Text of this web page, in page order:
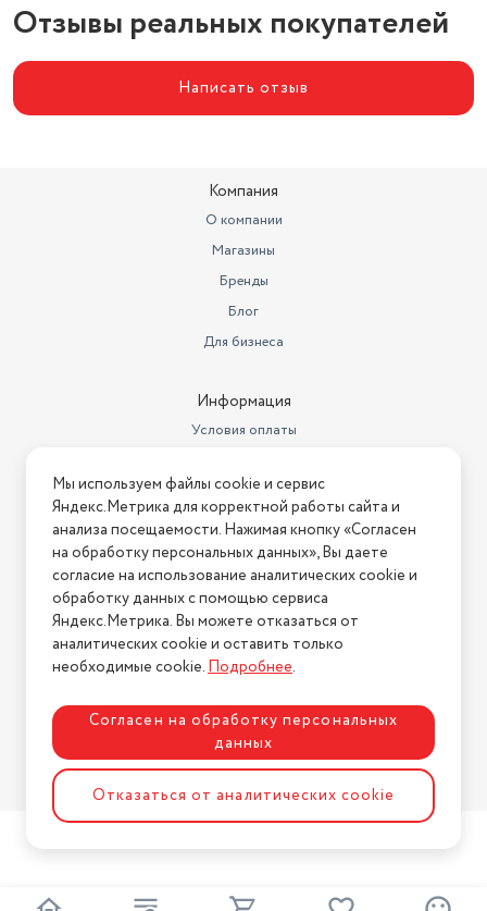
Отзывы реальных покупателей
Написать отзыв
Компания
О компании
Магазины
Бренды
Блог
Для бизнеса
Информация
Условия оплаты
Условия возврата
Нашли ошибку на сайте? Напишите нам
2026 © Интернет-магазин "АстМаркет". У нас есть всё!
Политика конфиденциальности
Разработка сайтаASTDESIGN
Мы используем файлы cookie и сервис
Яндекс.Метрика для корректной работы сайта и
анализа посещаемости. Нажимая кнопку «Согласен
на обработку персональных данных», Вы даете
согласие на использование аналитических cookie и
обработку данных с помощью сервиса
Яндекс.Метрика. Вы можете отказаться от
аналитических cookie и оставить только
необходимые cookie.Подробнее.
Согласен на обработку персональных
данных
Отказаться от аналитических cookie